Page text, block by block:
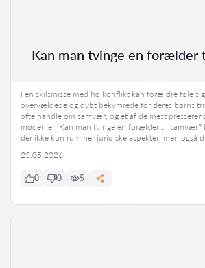
Kan man tvinge en forælder
I en skilsmisse med højkonflikt kan forældre føle sig
overvældede og dybt bekymrede for deres børns
ofte handle om samvær, og et af de mest
møder, er: Kan man tvinge en forælder til samvær?
der ikke kun rummer juridiske aspekter, men også
23.05.2026
0 0 5